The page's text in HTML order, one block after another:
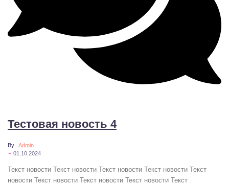
Тестовая новость 4
By
Admin
~ 01.10.2024
Текст новости Текст новости Текст новости Текст новости Текст
новости Текст новости Текст новости Текст новости Текст